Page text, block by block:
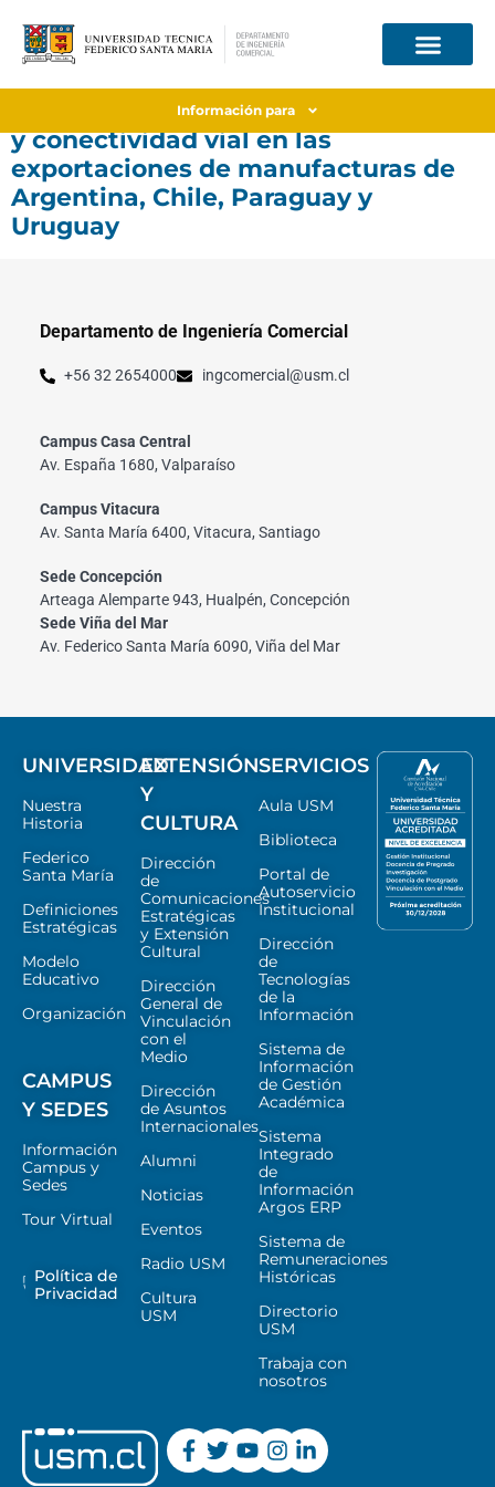
Información para
Efectos de los acuerdos comerciales
y conectividad vial en las
exportaciones de manufacturas de
Argentina, Chile, Paraguay y
Uruguay
Departamento de Ingeniería Comercial
+56 32 2654000 ingcomercial@usm.cl
Campus Casa Central
Av. España 1680, Valparaíso
Campus Vitacura
Av. Santa María 6400, Vitacura, Santiago
Sede Concepción
Arteaga Alemparte 943, Hualpén, Concepción
Sede Viña del Mar
Av. Federico Santa María 6090, Viña del Mar
UNIVERSIDAD
Nuestra
Historia
Federico
Santa María
Definiciones
Estratégicas
Modelo
Educativo
Organización
CAMPUS
Y SEDES
Información
Campus y
Sedes
Tour Virtual
Política de
Privacidad
EXTENSIÓN
Y
CULTURA
Dirección
de
Comunicaciones
Estratégicas
y Extensión
Cultural
Dirección
General de
Vinculación
con el
Medio
Dirección
de Asuntos
Internacionales
Alumni
Noticias
Eventos
Radio USM
Cultura
USM
SERVICIOS
Aula USM
Biblioteca
Portal de
Autoservicio
Institucional
Dirección
de
Tecnologías
de la
Información
Sistema de
Información
de Gestión
Académica
Sistema
Integrado
de
Información
Argos ERP
Sistema de
Remuneraciones
Históricas
Directorio
USM
Trabaja con
nosotros